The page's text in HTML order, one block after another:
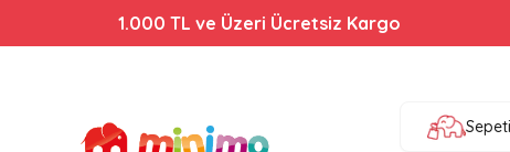
1.000 TL ve Üzeri Ücretsiz Kargo